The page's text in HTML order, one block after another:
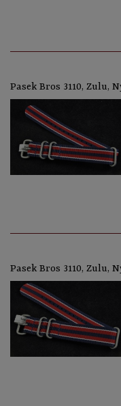
Pasek Bros 3110, Zulu,
Pasek Bros 3110, Zulu,